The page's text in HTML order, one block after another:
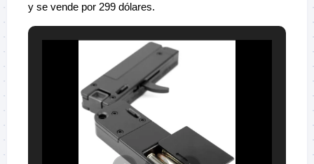
y se vende por 299 dólares.